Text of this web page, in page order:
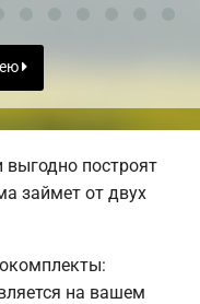
построят
займет от двух
на вашем